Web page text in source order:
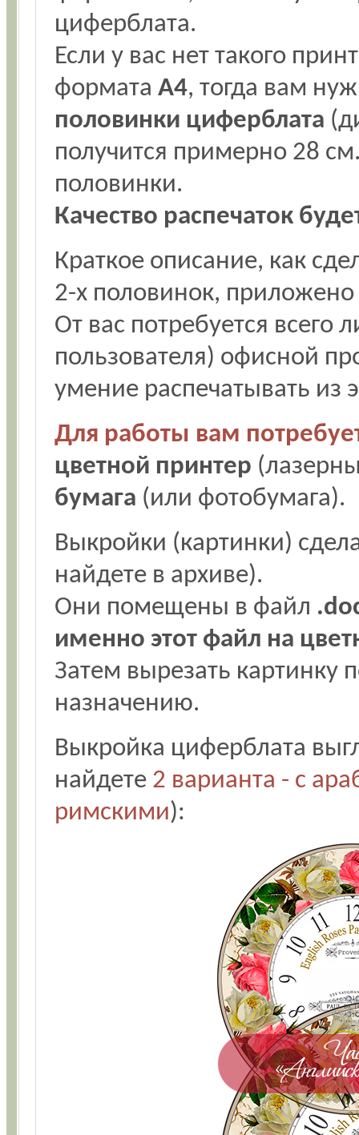
циферблата.
Если у вас нет такого
формата А4, тогда вам
половинки циферблата
получится примерно 28
половинки.
Качество распечаток
Краткое описание, как
2-х половинок, приложено
От вас потребуется всего
пользователя) офисной
умение распечатывать из
Для работы вам
цветной принтер
бумага (или фотобумага).
Выкройки (картинки)
найдете в архиве).
Они помещены в файл
именно этот файл на
Затем вырезать картинку
назначению.
Выкройка циферблата
найдете 2 варианта - с
римскими):